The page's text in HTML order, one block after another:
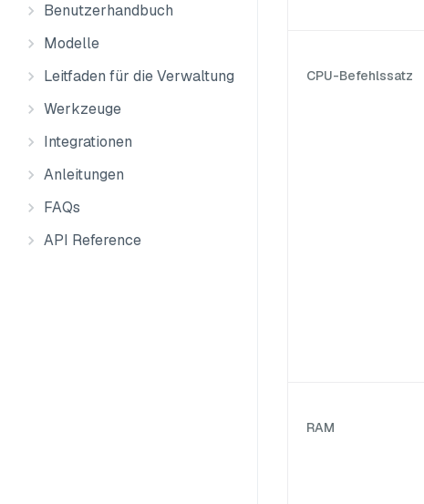
Benutzerhandbuch
Modelle
Leitfaden für die Verwaltung
Werkzeuge
Integrationen
Anleitungen
FAQs
API Reference
CPU-Befehlssatz
RAM